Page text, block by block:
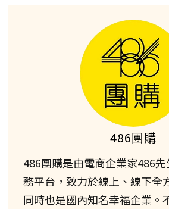
486團購
486團購是由電商企業家486
務平台，致力於線上、線下全
同時也是國內知名幸福企業。